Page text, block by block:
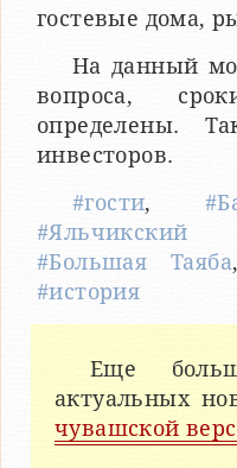
гостевые дома,
На данный
вопроса,
определены.
инвесторов.
#гости,
#Яльчикский
#Большая Таяба
#история
Еще
актуальных
чувашской